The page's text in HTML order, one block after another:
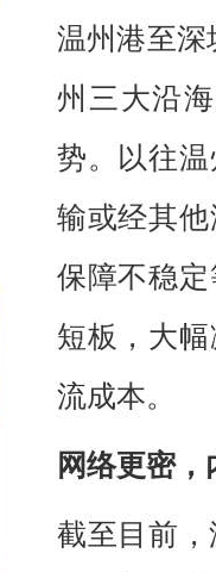
温州港至深
州三大沿
势。以往
输或经其
保障不稳
短板，大
流成本。
网络更密
截至目前